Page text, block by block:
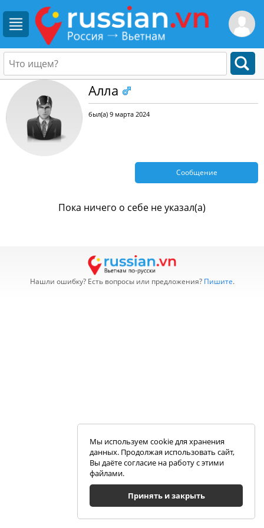
Aлла
был(а) 9 марта 2024
Сообщение
Пока ничего о себе не указал(а)
Нашли ошибку? Есть вопросы или предложения? Пишите.
Мы используем cookie для хранения
данных. Продолжая использовать сайт,
Вы даёте согласие на работу с этими
файлами.
Принять и закрыть